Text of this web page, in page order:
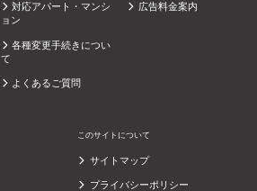
対応アパート・マンシ
ョン
各種変更手続きについ
て
よくあるご質問
広告料金案内
このサイトについて
サイトマップ
プライバシーポリシー